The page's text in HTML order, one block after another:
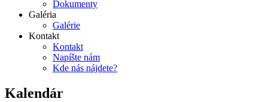
Dokumenty
Galéria
Galérie
Kontakt
Kontakt
Napíšte nám
Kde nás nájdete?
Kalendár